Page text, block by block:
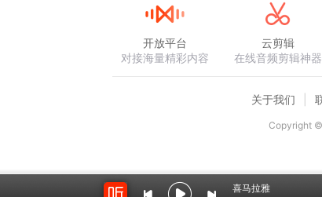
喜马拉雅
开放平台
对接海量精彩内容
云剪辑
在线音频剪辑神器
关于我们
Copyright